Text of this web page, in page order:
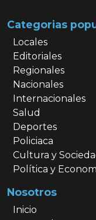
Categorias
Locales
Editoriales
Regionales
Nacionales
Internacionales
Salud
Deportes
Policiaca
Cultura y
Política y
Nosotros
Inicio